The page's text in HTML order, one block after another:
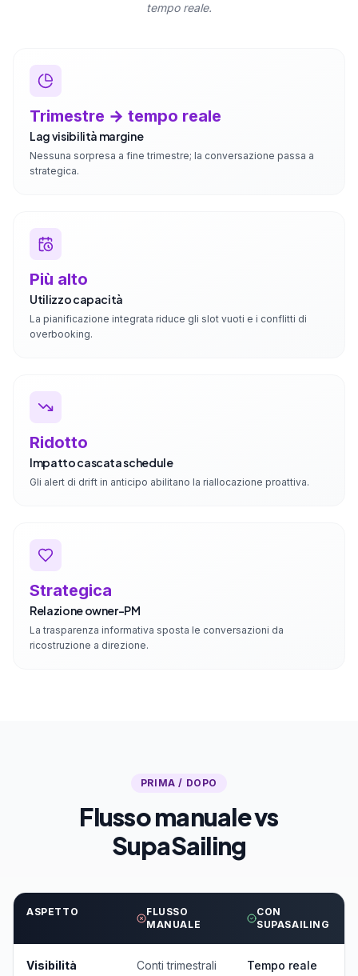
tempo reale.
Trimestre → tempo reale
Lag visibilità margine
Nessuna sorpresa a fine trimestre; la conversazione passa a
strategica.
Più alto
Utilizzo capacità
La pianificazione integrata riduce gli slot vuoti e i conflitti di
overbooking.
Ridotto
Impatto cascata schedule
Gli alert di drift in anticipo abilitano la riallocazione proattiva.
Strategica
Relazione owner-PM
La trasparenza informativa sposta le conversazioni da
ricostruzione a direzione.
PRIMA / DOPO
Flusso manuale vs
SupaSailing
ASPETTO
FLUSSO
MANUALE
CON
SUPASAILING
Visibilità
Conti trimestrali
Tempo reale